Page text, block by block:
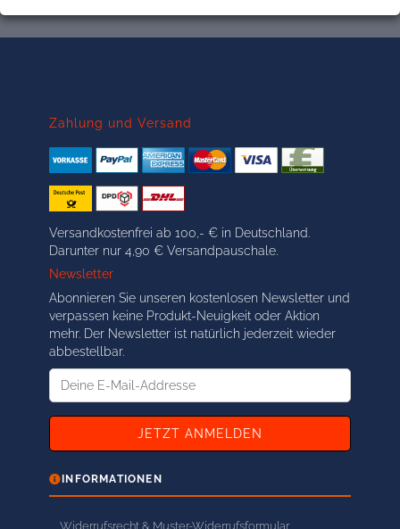
Zahlung und Versand
Versandkostenfrei ab 100,- € in Deutschland.
Darunter nur 4,90 € Versandpauschale.
Newsletter
Abonnieren Sie unseren kostenlosen Newsletter und
verpassen keine Produkt-Neuigkeit oder Aktion
mehr. Der Newsletter ist natürlich jederzeit wieder
abbestellbar.
Deine
INFORMATIONEN
Widerrufsrecht & Muster-Widerrufsformular